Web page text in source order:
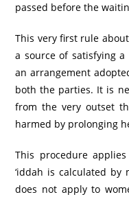
passed before the
This very first rule
a source of satisfying
an arrangement
both the parties. It is
from the very outset
harmed by prolonging
This procedure
‘iddah is calculated by
does not apply to